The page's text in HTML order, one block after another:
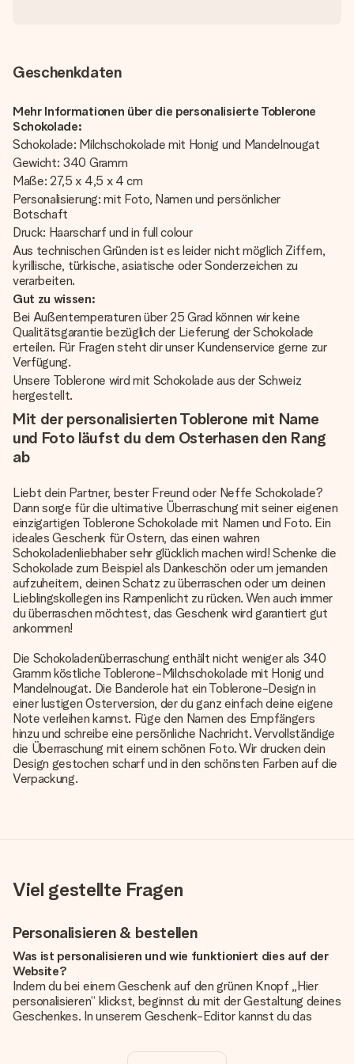
Geschenkdaten
Mehr Informationen über die personalisierte Toblerone
Schokolade:
Schokolade: Milchschokolade mit Honig und Mandelnougat
Gewicht: 340 Gramm
Maße: 27,5 x 4,5 x 4 cm
Personalisierung: mit Foto, Namen und persönlicher
Botschaft
Druck: Haarscharf und in full colour
Aus technischen Gründen ist es leider nicht möglich Ziffern,
kyrillische, türkische, asiatische oder Sonderzeichen zu
verarbeiten.
Gut zu wissen:
Bei Außentemperaturen über 25 Grad können wir keine
Qualitätsgarantie bezüglich der Lieferung der Schokolade
erteilen. Für Fragen steht dir unser Kundenservice gerne zur
Verfügung.
Unsere Toblerone wird mit Schokolade aus der Schweiz
hergestellt.
Mit der personalisierten Toblerone mit Name
und Foto läufst du dem Osterhasen den Rang
ab
Liebt dein Partner, bester Freund oder Neffe Schokolade?
Dann sorge für die ultimative Überraschung mit seiner eigenen
einzigartigen Toblerone Schokolade mit Namen und Foto. Ein
ideales Geschenk für Ostern, das einen wahren
Schokoladenliebhaber sehr glücklich machen wird! Schenke die
Schokolade zum Beispiel als Dankeschön oder um jemanden
aufzuheitern, deinen Schatz zu überraschen oder um deinen
Lieblingskollegen ins Rampenlicht zu rücken. Wen auch immer
du überraschen möchtest, das Geschenk wird garantiert gut
ankommen!
Die Schokoladenüberraschung enthält nicht weniger als 340
Gramm köstliche Toblerone-Milchschokolade mit Honig und
Mandelnougat. Die Banderole hat ein Toblerone-Design in
einer lustigen Osterversion, der du ganz einfach deine eigene
Note verleihen kannst. Füge den Namen des Empfängers
hinzu und schreibe eine persönliche Nachricht. Vervollständige
die Überraschung mit einem schönen Foto. Wir drucken dein
Design gestochen scharf und in den schönsten Farben auf die
Verpackung.
Viel gestellte Fragen
Personalisieren & bestellen
Was ist personalisieren und wie funktioniert dies auf der
Website?
Indem du bei einem Geschenk auf den grünen Knopf „Hier
personalisieren“ klickst, beginnst du mit der Gestaltung deines
Geschenkes. In unserem Geschenk-Editor kannst du das